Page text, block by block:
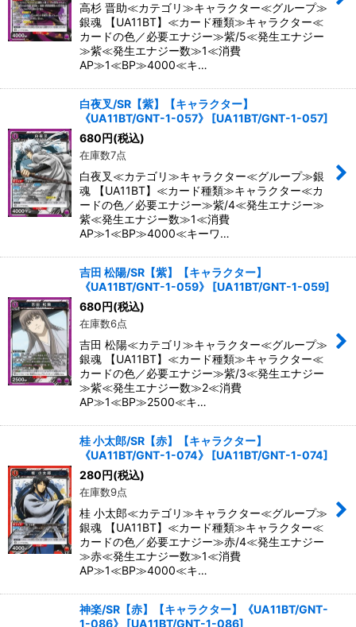
高杉 晋助≪カテゴリ≫キャラクター≪グループ≫
銀魂 【UA11BT】≪カード種類≫キャラクター≪
カードの色／必要エナジー≫紫/5≪発生エナジー
≫紫≪発生エナジー数≫1≪消費
AP≫1≪BP≫4000≪キ…
白夜叉/SR【紫】【キャラクター】
《UA11BT/GNT-1-057》
[UA11BT/GNT-1-057]
680円(税込)
在庫数7点
白夜叉≪カテゴリ≫キャラクター≪グループ≫銀
魂 【UA11BT】≪カード種類≫キャラクター≪カ
ードの色／必要エナジー≫紫/4≪発生エナジー≫
紫≪発生エナジー数≫1≪消費
AP≫1≪BP≫4000≪キーワ…
吉田 松陽/SR【紫】【キャラクター】
《UA11BT/GNT-1-059》
[UA11BT/GNT-1-059]
680円(税込)
在庫数6点
吉田 松陽≪カテゴリ≫キャラクター≪グループ≫
銀魂 【UA11BT】≪カード種類≫キャラクター≪
カードの色／必要エナジー≫紫/3≪発生エナジー
≫紫≪発生エナジー数≫2≪消費
AP≫1≪BP≫2500≪キ…
桂 小太郎/SR【赤】【キャラクター】
《UA11BT/GNT-1-074》
[UA11BT/GNT-1-074]
280円(税込)
在庫数9点
桂 小太郎≪カテゴリ≫キャラクター≪グループ≫
銀魂 【UA11BT】≪カード種類≫キャラクター≪
カードの色／必要エナジー≫赤/4≪発生エナジー
≫赤≪発生エナジー数≫1≪消費
AP≫1≪BP≫4000≪キ…
神楽/SR【赤】【キャラクター】《UA11BT/GNT-
1-086》
[UA11BT/GNT-1-086]